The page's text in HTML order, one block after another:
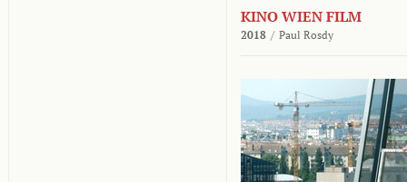
KINO WIEN FILM
2018 / Paul Rosdy